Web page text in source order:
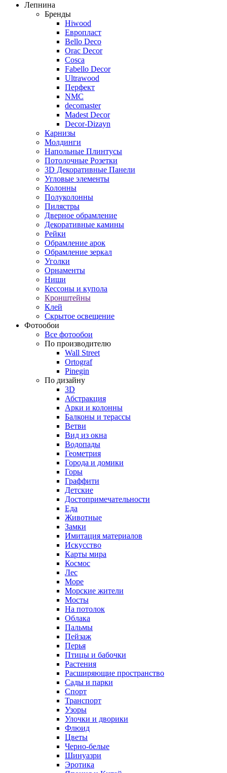
Лепнина
Бренды
Hiwood
Европласт
Bello Deco
Orac Decor
Cosca
Fabello Decor
Ultrawood
Перфект
NMC
decomaster
Madest Decor
Decor-Dizayn
Карнизы
Молдинги
Напольные Плинтусы
Потолочные Розетки
3D Декоративные Панели
Угловые элементы
Колонны
Полуколонны
Пилястры
Дверное обрамление
Декоративные камины
Рейки
Обрамление арок
Обрамление зеркал
Уголки
Орнаменты
Ниши
Кессоны и купола
Кронштейны
Клей
Скрытое освещение
Фотообои
Все фотообои
По производителю
Wall Street
Ortograf
Pinegin
По дизайну
3D
Абстракция
Арки и колонны
Балконы и терассы
Ветви
Вид из окна
Водопады
Геометрия
Города и домики
Горы
Граффити
Детские
Достопримечательности
Еда
Животные
Замки
Имитация материалов
Искусство
Карты мира
Космос
Лес
Море
Морские жители
Мосты
На потолок
Облака
Пальмы
Пейзаж
Перья
Птицы и бабочки
Растения
Расширяющие пространство
Сады и парки
Спорт
Транспорт
Узоры
Улочки и дворики
Флюид
Цветы
Черно-белые
Шинуазри
Эротика